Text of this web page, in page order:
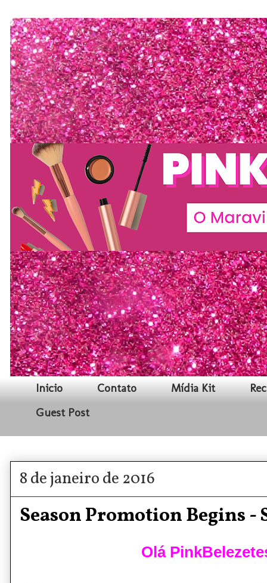
Inicio Contato Mídia Kit
Guest Post
8 de janeiro de 2016
Season Promotion Begins -
Olá